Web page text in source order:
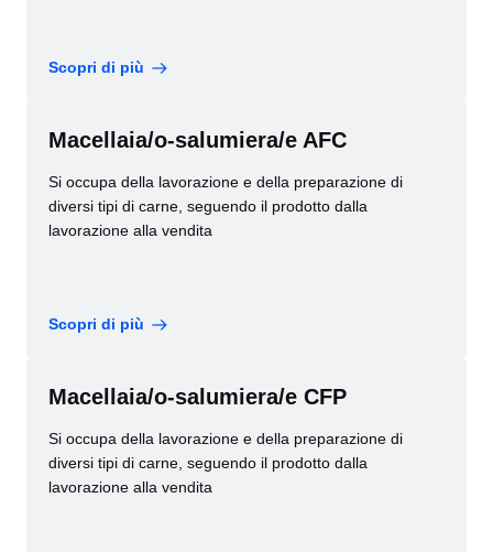
Scopri di più
Macellaia/o-salumiera/e AFC
Si occupa della lavorazione e della preparazione di
diversi tipi di carne, seguendo il prodotto dalla
lavorazione alla vendita
Scopri di più
Macellaia/o-salumiera/e CFP
Si occupa della lavorazione e della preparazione di
diversi tipi di carne, seguendo il prodotto dalla
lavorazione alla vendita